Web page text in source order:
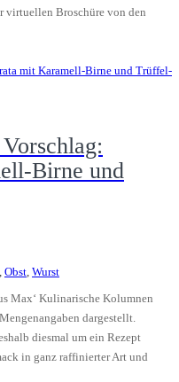
virtuellen Broschüre von den
Birne und
Obst Wurst
Max‘ Kulinarische Kolumnen
dargestellt.
diesmal um ein Rezept
in ganz raffinierter Art und